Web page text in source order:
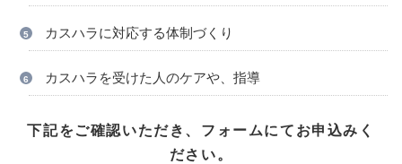
カスハラに対応する体制づくり
カスハラを受けた人のケアや、指導
下記をご確認いただき、フォームにてお申込みく
ださい。